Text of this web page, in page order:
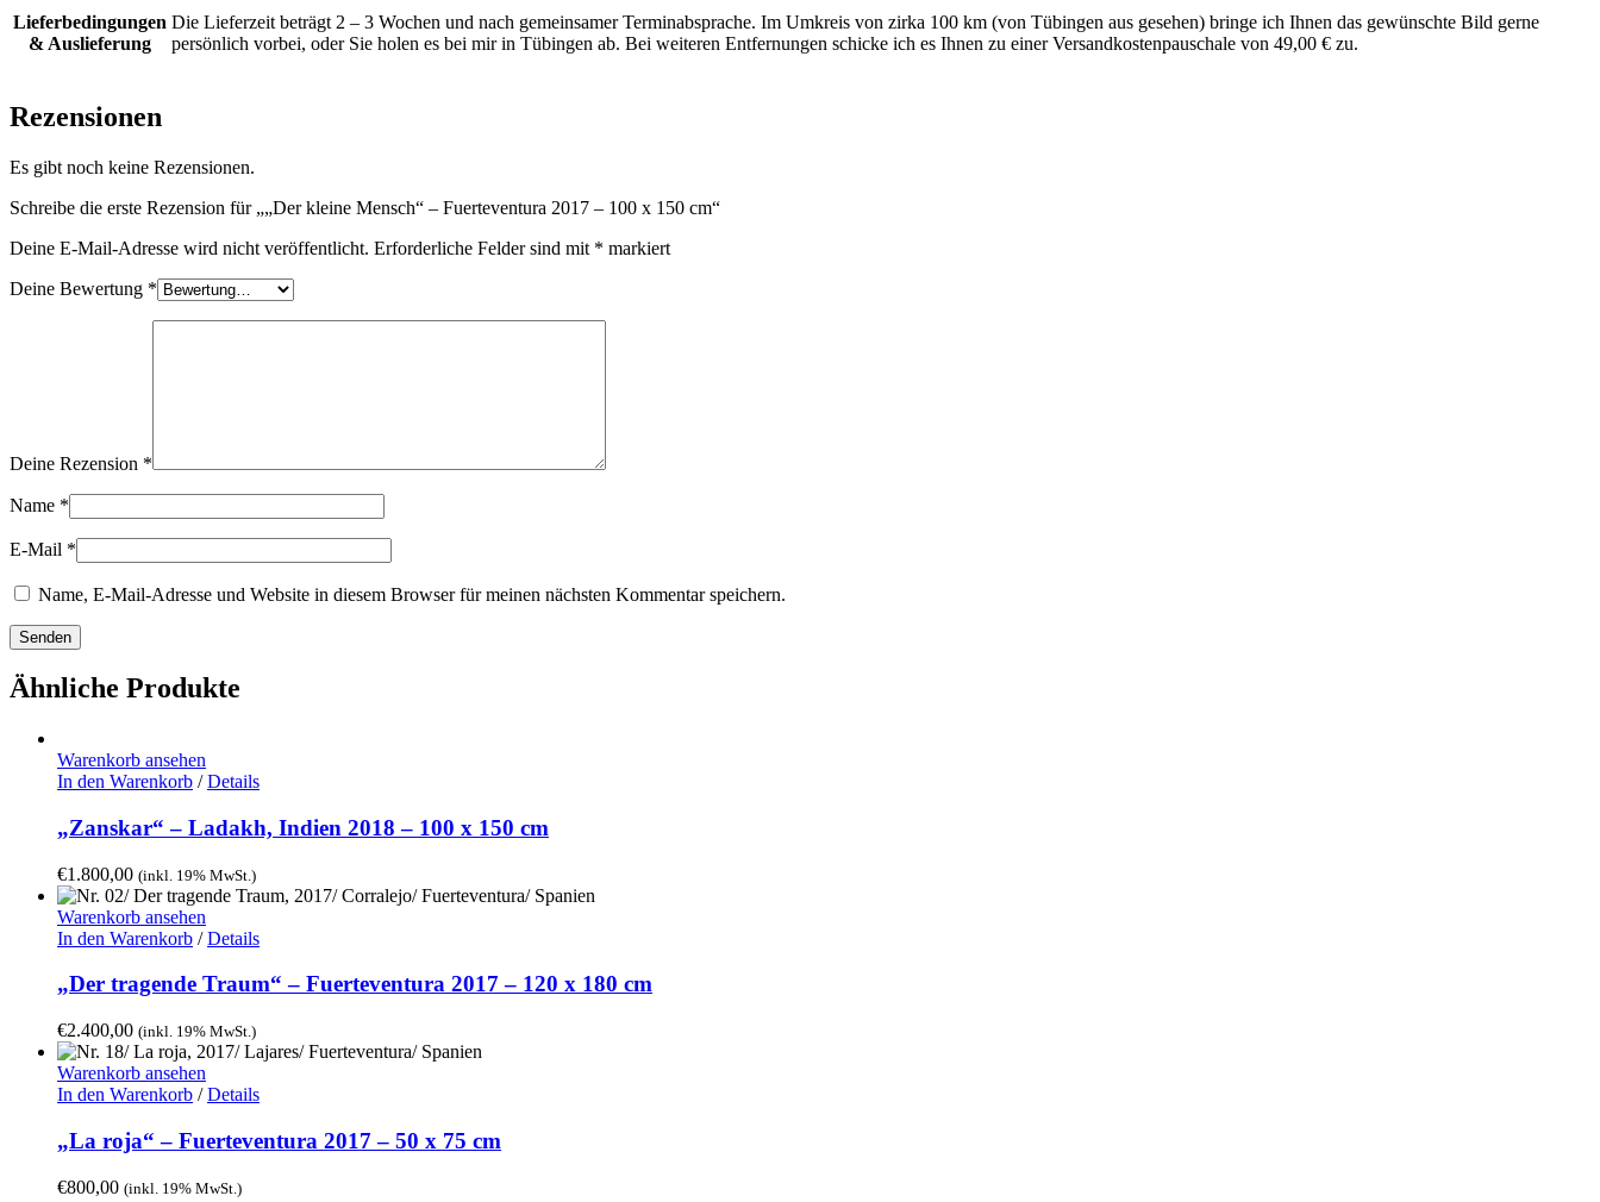
Lieferbedingungen
& Auslieferung
Die Lieferzeit beträgt 2 – 3 Wochen und nach gemeinsamer Terminabsprache. Im Umkreis von zirka 100 km (von Tübingen aus gesehen) bringe ich Ihnen das gewünschte Bild gerne
persönlich vorbei, oder Sie holen es bei mir in Tübingen ab. Bei weiteren Entfernungen schicke ich es Ihnen zu einer Versandkostenpauschale von 49,00 € zu.
Rezensionen
Es gibt noch keine Rezensionen.
Schreibe die erste Rezension für „„Der kleine Mensch“ – Fuerteventura 2017 – 100 x 150 cm“
Deine E-Mail-Adresse wird nicht veröffentlicht. Erforderliche Felder sind mit * markiert
Deine Bewertung *
Deine Rezension *
Name *
E-Mail *
Name, E-Mail-Adresse und Website in diesem Browser für meinen nächsten Kommentar speichern.
Ähnliche Produkte
Warenkorb ansehen
In den Warenkorb / Details
„Zanskar“ – Ladakh, Indien 2018 – 100 x 150 cm
€1.800,00 (inkl. 19% MwSt.)
Warenkorb ansehen
In den Warenkorb / Details
„Der tragende Traum“ – Fuerteventura 2017 – 120 x 180 cm
€2.400,00 (inkl. 19% MwSt.)
Warenkorb ansehen
In den Warenkorb / Details
„La roja“ – Fuerteventura 2017 – 50 x 75 cm
€800,00 (inkl. 19% MwSt.)